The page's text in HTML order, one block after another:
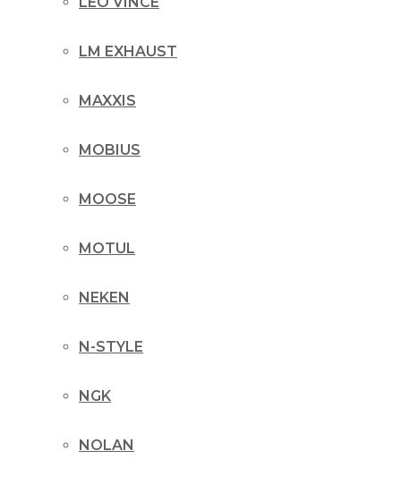
LM EXHAUST
MAXXIS
MOBIUS
MOOSE
MOTUL
NEKEN
N-STYLE
NGK
NOLAN